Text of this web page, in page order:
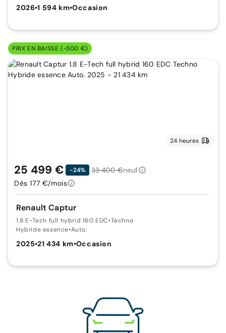
2026•1 594 km•Occasion
PRIX EN BAISSE (-500 €)
24 heures
Renault Captur
1.8 E-Tech full hybrid 160 EDC•Techno
Hybride essence•Auto.
2025•21 434 km•Occasion
25 499 € -24% 33 400 €neuf
Dès 177 €/mois